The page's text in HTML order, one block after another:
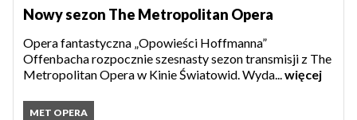
Nowy sezon The Metropolitan Opera
Opera fantastyczna „Opowieści Hoffmanna”
Offenbacha rozpocznie szesnasty sezon transmisji z The
Metropolitan Opera w Kinie Światowid. Wyda...więcej
MET OPERA